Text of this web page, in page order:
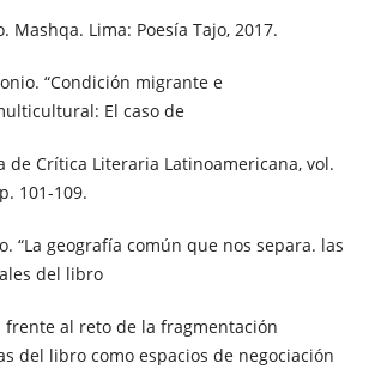
Mashqa. Lima: Poesía Tajo, 2017.
“Condición migrante e
El caso de
de Crítica Literaria Latinoamericana, vol.
101-109.
“La geografía común que nos separa. las
del libro
frente al reto de la fragmentación
del libro como espacios de negociación